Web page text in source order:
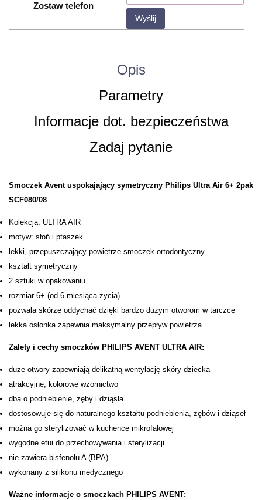
Zostaw telefon
Wyślij
Opis
Parametry
Informacje dot. bezpieczeństwa
Zadaj pytanie
Smoczek Avent uspokajający symetryczny Philips Ultra Air 6+ 2pak
SCF080/08
Kolekcja: ULTRA AIR
motyw: słoń i ptaszek
lekki, przepuszczający powietrze smoczek ortodontyczny
kształt symetryczny
2 sztuki w opakowaniu
rozmiar 6+ (od 6 miesiąca życia)
pozwala skórze oddychać dzięki bardzo dużym otworom w tarczce
lekka osłonka zapewnia maksymalny przepływ powietrza
Zalety i cechy smoczków PHILIPS AVENT ULTRA AIR:
duże otwory zapewniają delikatną wentylację skóry dziecka
atrakcyjne, kolorowe wzornictwo
dba o podniebienie, zęby i dziąsła
dostosowuje się do naturalnego kształtu podniebienia, zębów i dziąseł
można go sterylizować w kuchence mikrofalowej
wygodne etui do przechowywania i sterylizacji
nie zawiera bisfenolu A (BPA)
wykonany z silikonu medycznego
Ważne informacje o smoczkach PHILIPS AVENT: